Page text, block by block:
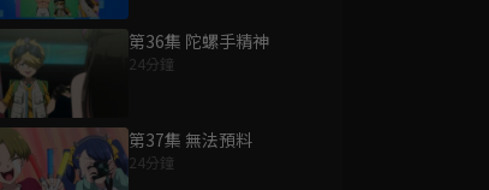
第36集 陀螺手精神
24分鐘
第37集 無法預料
24分鐘